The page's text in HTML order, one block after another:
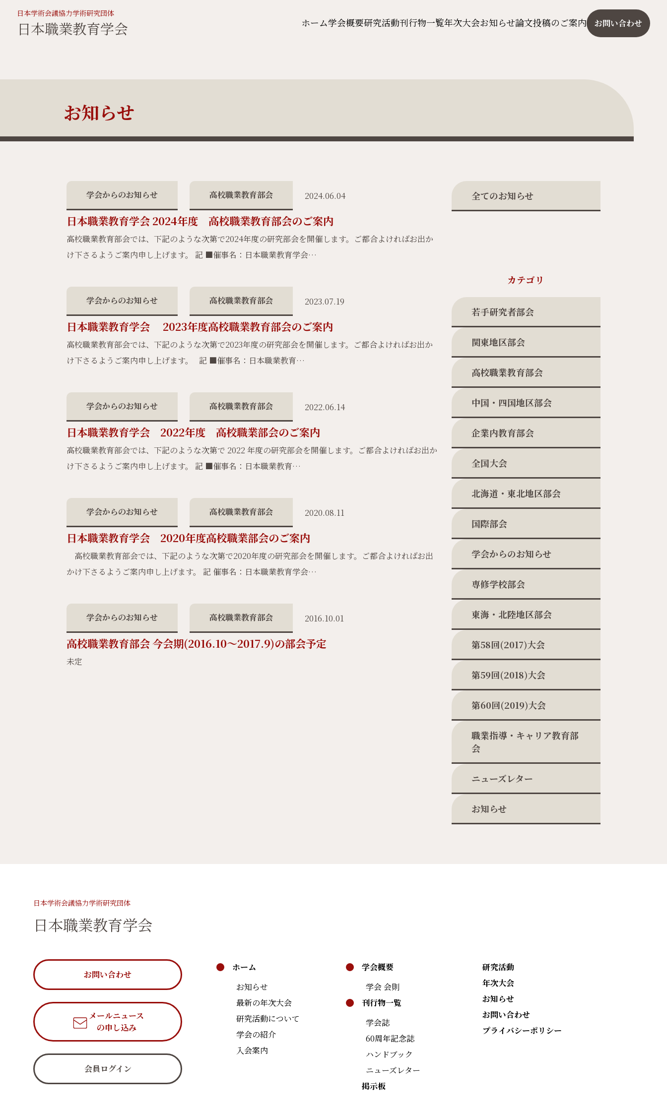
日本学術会議協力学術研究団体
日本職業教育学会 ホーム学会概要研究活動刊行物一覧年次大会お知らせ論文投稿のご案内 お問い合わせ
お知らせ
全てのお知らせ
カテゴリ
若手研究者部会
関東地区部会
高校職業教育部会
中国・四国地区部会
企業内教育部会
全国大会
北海道・東北地区部会
国際部会
学会からのお知らせ
専修学校部会
東海・北陸地区部会
第58回(2017)大会
第59回(2018)大会
第60回(2019)大会
職業指導・キャリア教育部
会
ニューズレター
お知らせ
学会からのお知らせ 高校職業教育部会 2024.06.04
日本職業教育学会 2024年度 高校職業教育部会のご案内
高校職業教育部会では、下記のような次第で2024年度の研究部会を開催します。ご都合よければお出か
け下さるようご案内申し上げます。 記 ■催事名：日本職業教育学会…
学会からのお知らせ 高校職業教育部会 2023.07.19
日本職業教育学会 2023年度高校職業教育部会のご案内
高校職業教育部会では、下記のような次第で2023年度の研究部会を開催します。ご都合よければお出か
け下さるようご案内申し上げます。 記 ■催事名：日本職業教育…
学会からのお知らせ 高校職業教育部会 2022.06.14
日本職業教育学会 2022年度 高校職業部会のご案内
高校職業教育部会では、下記のような次第で 2022 年度の研究部会を開催します。ご都合よければお出か
け下さるようご案内申し上げます。 記 ■催事名：日本職業教育…
学会からのお知らせ 高校職業教育部会 2020.08.11
日本職業教育学会 2020年度高校職業部会のご案内
高校職業教育部会では、下記のような次第で2020年度の研究部会を開催します。ご都合よければお出
かけ下さるようご案内申し上げます。 記 催事名：日本職業教育学会…
学会からのお知らせ 高校職業教育部会 2016.10.01
高校職業教育部会 今会期(2016.10～2017.9)の部会予定
未定
日本学術会議協力学術研究団体
日本職業教育学会
お問い合わせ
メールニュース
の申し込み
会員ログイン
ホーム
お知らせ
最新の年次大会
研究活動について
学会の紹介
入会案内
学会概要
学会 会則
刊行物一覧
学会誌
60周年記念誌
ハンドブック
ニューズレター
掲示板
研究活動
年次大会
お知らせ
お問い合わせ
プライバシーポリシー